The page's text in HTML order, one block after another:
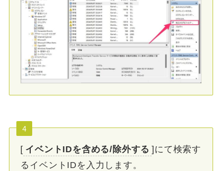
4
[ イベントIDを含める/除外する ]にて検索す
るイベントIDを入力します。